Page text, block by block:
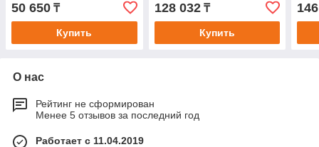
50 650 ₸
Купить
128 032₸
Купить
О нас
Рейтинг не сформирован
Менее 5 отзывов за последний год
Работает с 11.04.2019